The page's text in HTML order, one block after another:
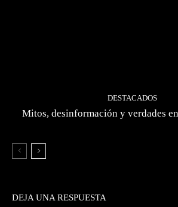
DESTACADOS
Mitos, desinformación y verdades
DEJA UNA RESPUESTA